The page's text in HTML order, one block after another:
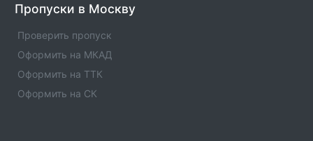
Список единых агентов в населенном пункте -
услуги , отзывы
Пропуски в Москву
Проверить пропуск
Оформить на МКАД
Оформить на ТТК
Оформить на СК